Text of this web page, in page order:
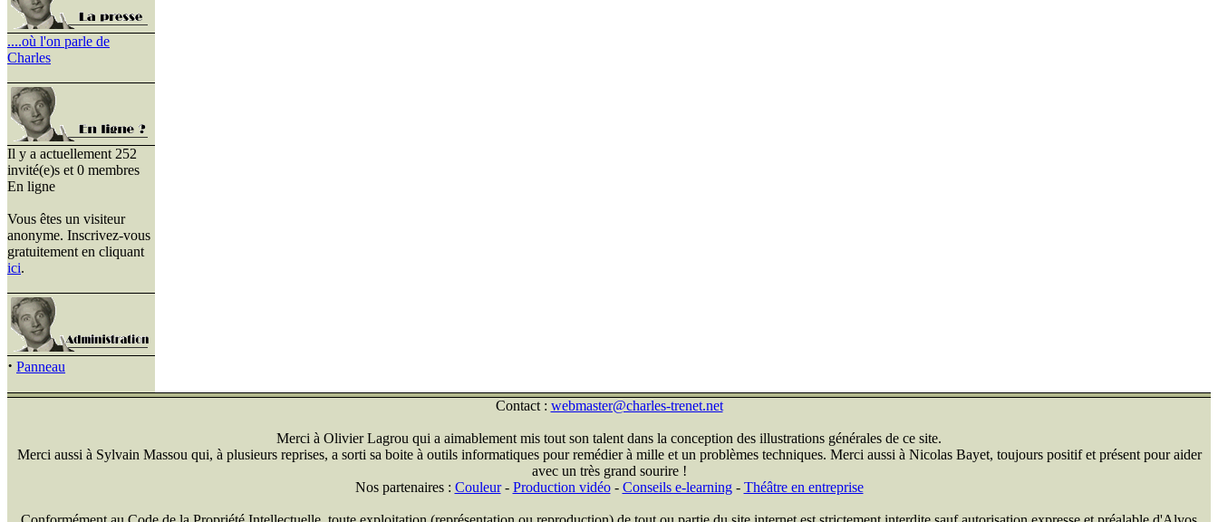
....où l'on parle de
Charles
Il y a actuellement 252
invité(e)s et 0 membres
En ligne
Vous êtes un visiteur
anonyme. Inscrivez-vous
gratuitement en cliquant
ici.
· Panneau
Contact : webmaster@charles-trenet.net
Merci à Olivier Lagrou qui a aimablement mis tout son talent dans la conception des illustrations générales de ce site.
Merci aussi à Sylvain Massou qui, à plusieurs reprises, a sorti sa boite à outils informatiques pour remédier à mille et un problèmes techniques. Merci aussi à Nicolas Bayet, toujours positif et présent pour aider
avec un très grand sourire !
Nos partenaires : Couleur- Production vidéo- Conseils e-learning- Théâtre en entreprise